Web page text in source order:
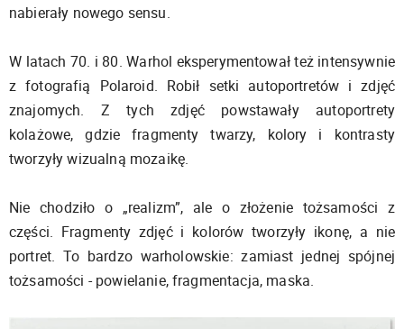
nabierały nowego sensu.
W latach 70. i 80. Warhol eksperymentował też intensywnie
z fotografią Polaroid. Robił setki autoportretów i zdjęć
znajomych. Z tych zdjęć powstawały autoportrety
kolażowe, gdzie fragmenty twarzy, kolory i kontrasty
tworzyły wizualną mozaikę.
Nie chodziło o „realizm”, ale o złożenie tożsamości z
części. Fragmenty zdjęć i kolorów tworzyły ikonę, a nie
portret. To bardzo warholowskie: zamiast jednej spójnej
tożsamości - powielanie, fragmentacja, maska.